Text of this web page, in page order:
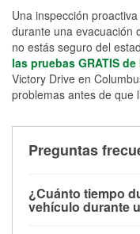
Una inspección
durante una evacuación
no estás seguro del
las pruebas GRATIS
Victory Drive en
problemas antes de que
Preguntas
¿Cuánto tiempo
vehículo durante